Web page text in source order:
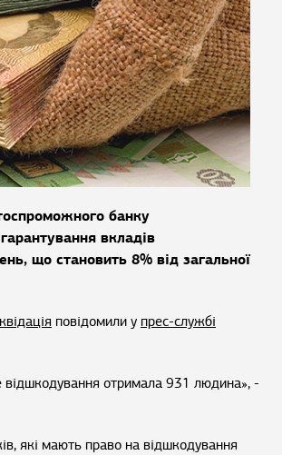
банку
вкладів
що становить 8% від загальної
повідомили у прес-службі
відшкодування отримала 931 людина», -
які мають право на відшкодування